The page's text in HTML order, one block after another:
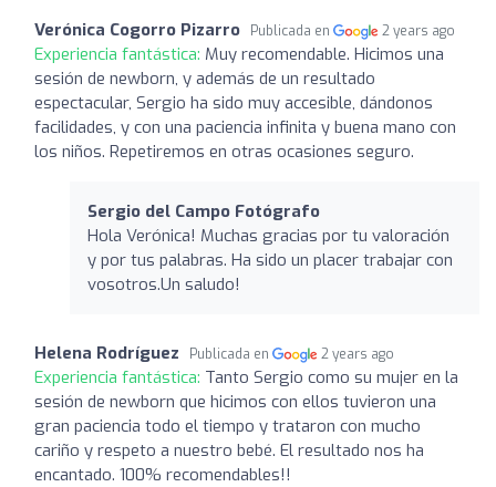
Verónica Cogorro Pizarro Publicada en 2 years ago
Experiencia fantástica: Muy recomendable. Hicimos una
sesión de newborn, y además de un resultado
espectacular, Sergio ha sido muy accesible, dándonos
facilidades, y con una paciencia infinita y buena mano con
los niños. Repetiremos en otras ocasiones seguro.
Sergio del Campo Fotógrafo
Hola Verónica! Muchas gracias por tu valoración
y por tus palabras. Ha sido un placer trabajar con
vosotros.Un saludo!
Helena Rodríguez Publicada en 2 years ago
Experiencia fantástica: Tanto Sergio como su mujer en la
sesión de newborn que hicimos con ellos tuvieron una
gran paciencia todo el tiempo y trataron con mucho
cariño y respeto a nuestro bebé. El resultado nos ha
encantado. 100% recomendables!!